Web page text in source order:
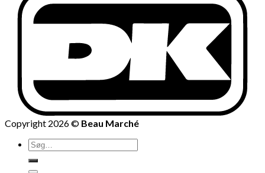
Copyright 2026 © Beau Marché
Søg
efter: